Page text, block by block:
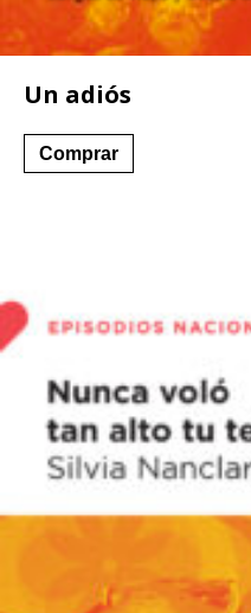
Un adiós
Comprar